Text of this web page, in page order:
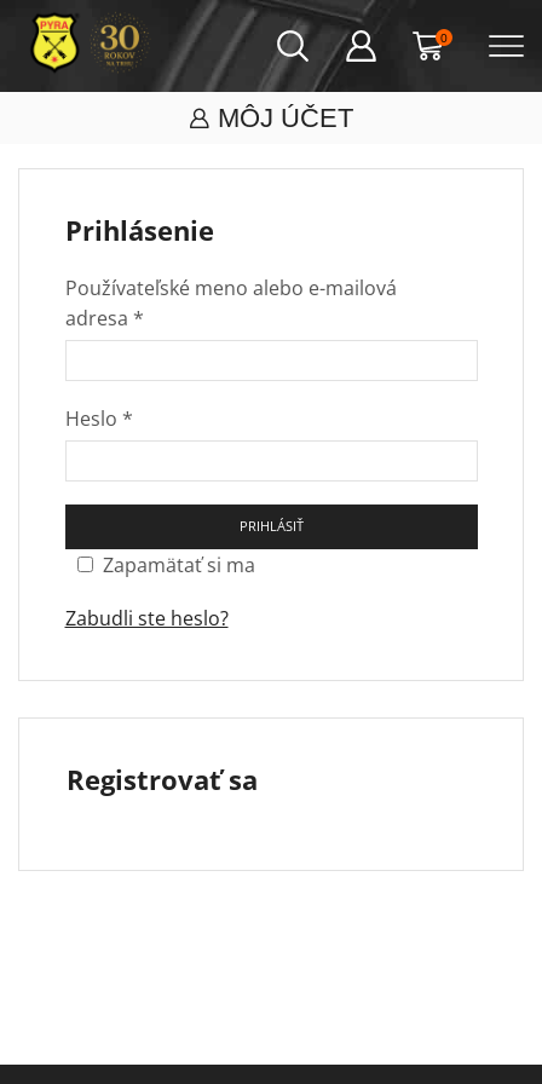
0
MÔJ ÚČET
Prihlásenie
Používateľské meno alebo e-mailová
adresa *
Heslo *
PRIHLÁSIŤ
Zapamätať si ma
Zabudli ste heslo?
Registrovať sa